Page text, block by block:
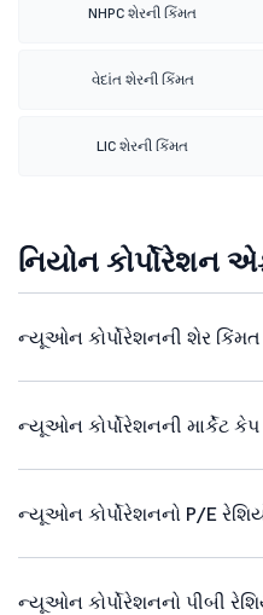
NHPC શેરની કિંમત
વેદાંત શેરની કિંમત
LIC શેરની કિંમત
નિયોન કોર્પોરેશન
ન્યૂઓન કોર્પોરેશનની શેર
ન્યૂઓન કોર્પોરેશનની માર્કેટ
ન્યૂઓન કોર્પોરેશનનો P/E
ન્યૂઓન કોર્પોરેશનનો પીબી